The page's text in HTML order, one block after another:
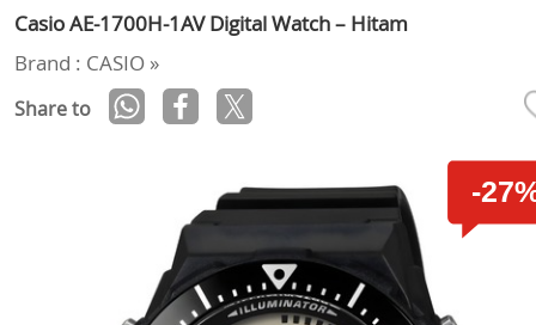
Casio AE-1700H-1AV Digital Watch – Hitam
Brand : CASIO »
Share to
-